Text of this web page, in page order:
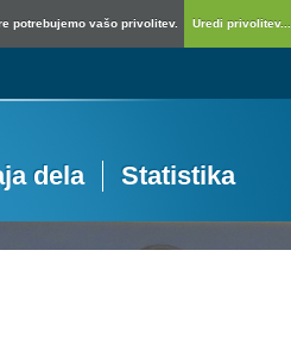
potrebujemo vašo privolitev. Uredi privolitev...
dela Statistika